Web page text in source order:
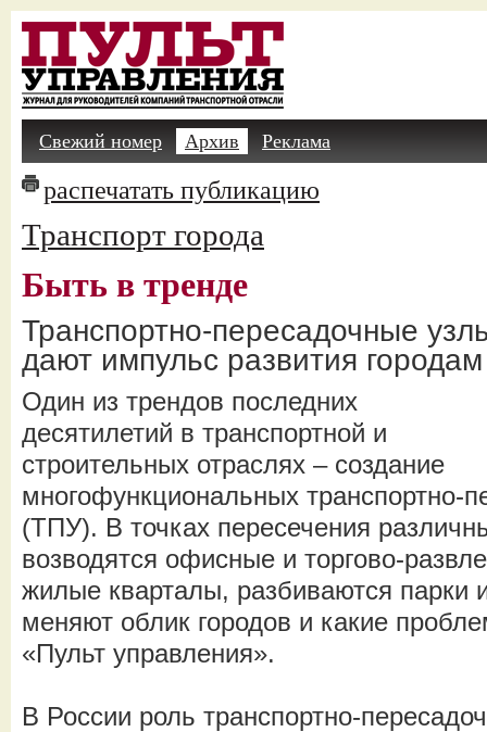
Свежий номер Архив Реклама
распечатать публикацию
Транспорт города
Быть в тренде
Транспортно-пересадочные
дают импульс развития городам
Один из трендов последних
десятилетий в транспортной и
строительных отраслях – создание
многофункциональных транспортно-
(ТПУ). В точках пересечения
возводятся офисные и торгово-
жилые кварталы, разбиваются парки
меняют облик городов и какие
«Пульт управления».
В России роль транспортно-